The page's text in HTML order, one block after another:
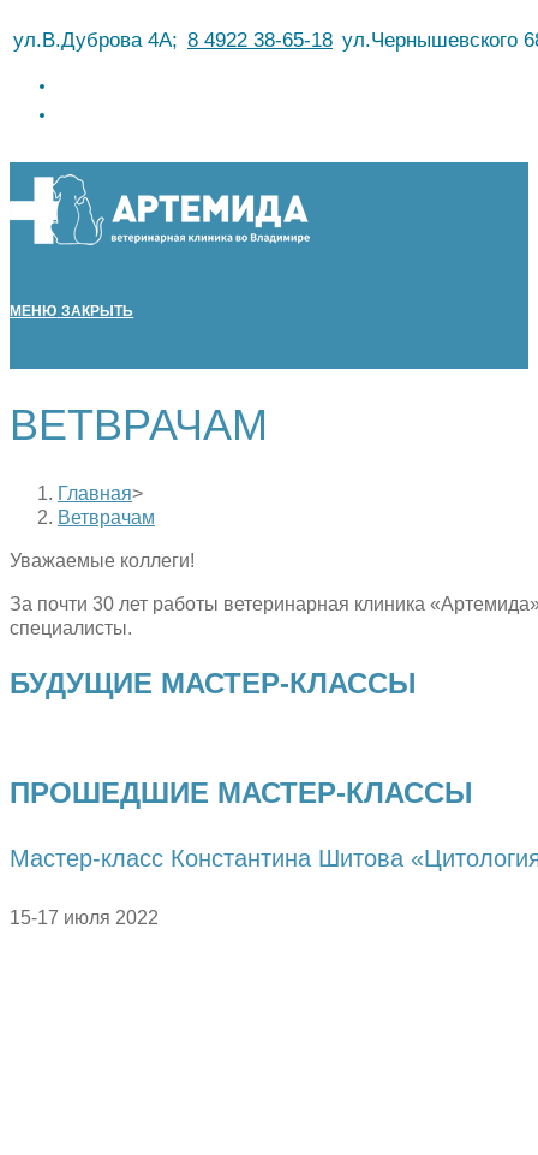
кул.В.Дуброва 4А; 8 4922 38-65-18 ул.Чернышевского
МЕНЮ ЗАКРЫТЬ
ВЕТВРАЧАМ
Главная>
Ветврачам
Уважаемые коллеги!
За почти 30 лет работы ветеринарная клиника
специалисты.
БУДУЩИЕ МАСТЕР-КЛАССЫ
ПРОШЕДШИЕ МАСТЕР-КЛАССЫ
Мастер-класс Константина Шитова
15-17 июля 2022